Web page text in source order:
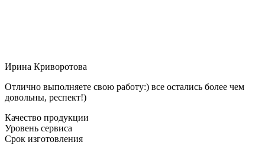
Ирина Криворотова
Отлично выполняете свою работу:) все остались более чем
довольны, респект!)
Качество продукции
Уровень сервиса
Срок изготовления